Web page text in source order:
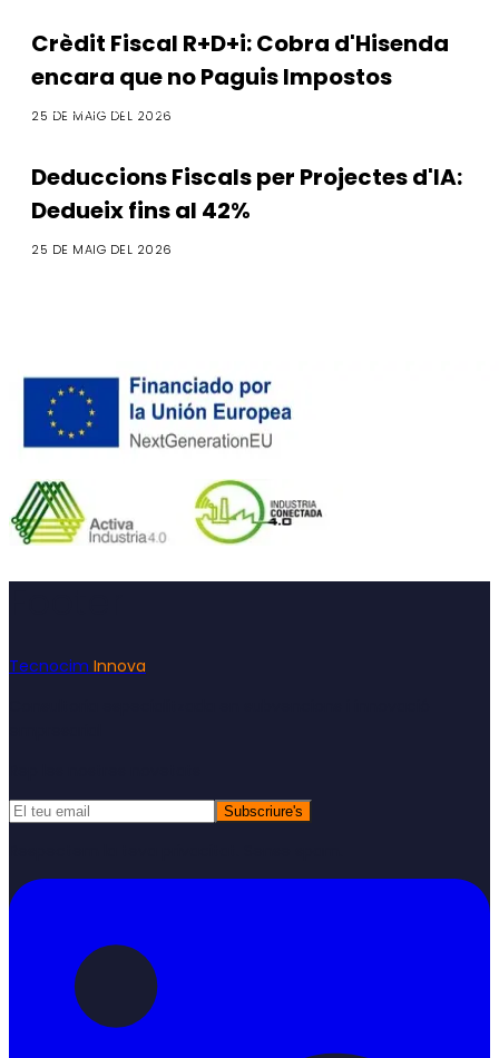
Crèdit Fiscal R+D+i: Cobra d'Hisenda
encara que no Paguis Impostos
25 DE MAIG DEL 2026
Deduccions Fiscals
Deduccions Fiscals per Projectes d'IA:
Dedueix fins al 42%
25 DE MAIG DEL 2026
Tecnocim Innova
Subscriure's